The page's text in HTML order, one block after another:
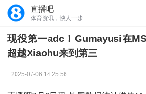
直播吧
体育资讯，快人一步
现役第一adc！Gumayusi在
超越Xiaohu来到第三
2025-07-06 14:25:56